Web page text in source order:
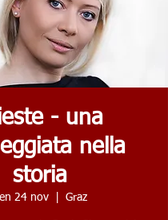
- una
nella
storia
24 nov
  |
Graz